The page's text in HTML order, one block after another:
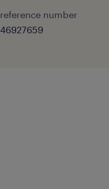
reference number
46927659